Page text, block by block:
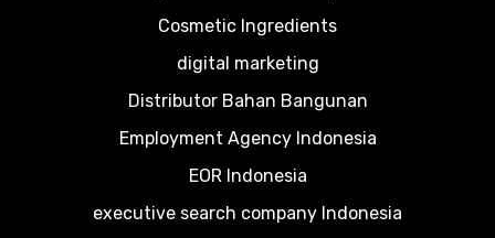
Cosmetic Ingredients
digital marketing
Distributor Bahan Bangunan
Employment Agency Indonesia
EOR Indonesia
executive search company Indonesia